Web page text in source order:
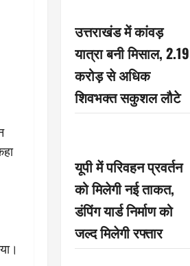
उत्तराखंड में कांवड़
यात्रा बनी मिसाल, 2.19
करोड़ से अधिक
शिवभक्त सकुशल लौटे
यूपी में परिवहन प्रवर्तन
को मिलेगी नई ताकत,
डंपिंग यार्ड निर्माण को
जल्द मिलेगी रफ्तार